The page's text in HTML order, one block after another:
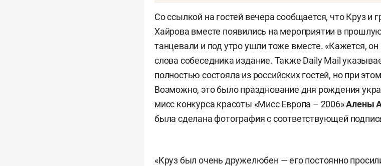
Со ссылкой на гостей вечера сообщается, что Круз и
Хайрова вместе появились на мероприятии в
танцевали и под утро ушли тоже вместе. «Кажется,
слова собеседника издание. Также Daily Mail
полностью состояла из российских гостей, но при
Возможно, это было празднование дня рождения
мисс конкурса красоты «Мисс Европа – 2006»Алены
была сделана фотография с соответствующей
«Круз был очень дружелюбен — его постоянно